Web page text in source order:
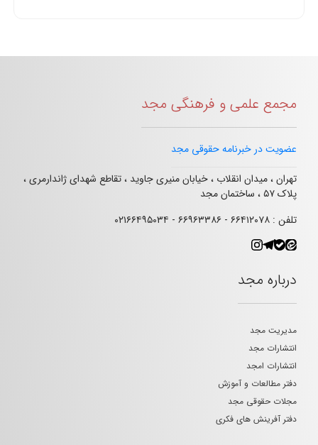
مجمع علمی و فرهنگی مجد
عضویت در خبرنامه حقوقی مجد
تهران ، میدان انقلاب ، خیابان منیری جاوید ، تقاطع شهدای ژاندارمری ،
پلاک ۵۷ ، ساختمان مجد
تلفن : ۶۶۴۱۲۰۷۸ - ۶۶۹۶۳۳۸۶ - ۰۲۱۶۶۴۹۵۰۳۴
درباره مجد
مدیریت مجد
انتشارات مجد
انتشارات امجد
دفتر مطالعات و آموزش
مجلات حقوقی مجد
دفتر آفرینش های فکری